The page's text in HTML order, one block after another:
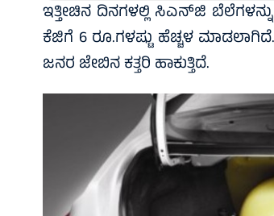
ಇತ್ತೀಚಿನ ದಿನಗಳಲ್ಲಿ ಸಿಎನ್‌ಜಿ
ಕೆಜಿಗೆ 6 ರೂ.ಗಳಷ್ಟು ಹೆಚ್ಚಳ
ಜನರ ಜೇಬಿನ ಕತ್ತರಿ ಹಾಕುತ್ತಿದೆ.